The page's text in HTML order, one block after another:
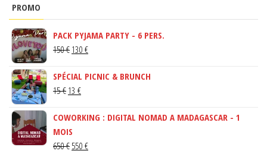
PROMO
PACK PYJAMA PARTY - 6 PERS.
150€ LE
INITIAL
ÉTAIT :
130 €LE
ACTUEL
SPÉCIAL PICNIC & BRUNCH
15€ LE
INITIAL
ÉTAIT :
15 €.
13 €LE
ACTUEL
13 €.
COWORKING : DIGITAL NOMAD A MADAGASCAR - 1
MOIS
650€ LE
550 €LE